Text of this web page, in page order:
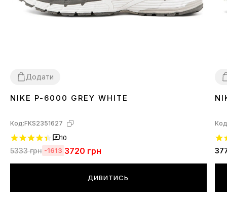
Додати
3637 38 3940 41 424344 45
NIKE P-6000 GREY WHITE
Код:FKS2351627
10
5333грн -1613 3720 грн
ДИВИТИСЬ